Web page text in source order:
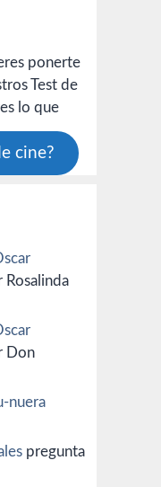
ponerte
Test de
lo que
cine?
Rosalinda
Don
nuera
pregunta